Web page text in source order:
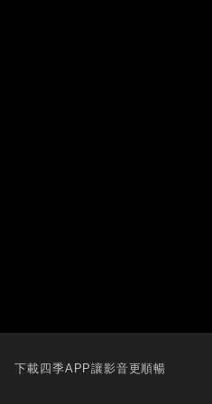
下載四季APP讓影音更順暢